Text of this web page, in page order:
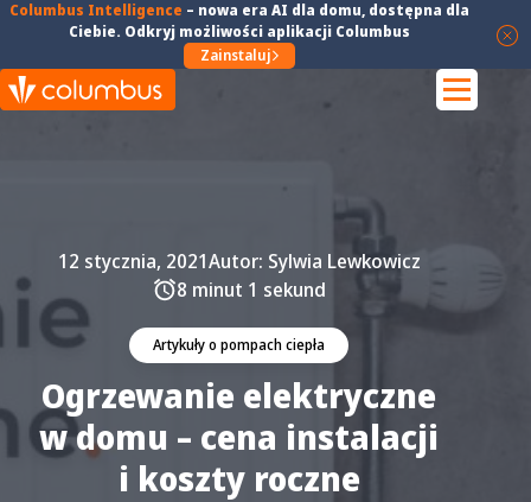
Columbus Intelligence – nowa era AI dla domu, dostępna dla
Ciebie. Odkryj możliwości aplikacji Columbus
Zainstaluj
Artykuły o pompach ciepła
12 stycznia, 2021Autor: Sylwia Lewkowicz
8 minut 1 sekund
Ogrzewanie elektryczne
w domu – cena instalacji
i koszty roczne